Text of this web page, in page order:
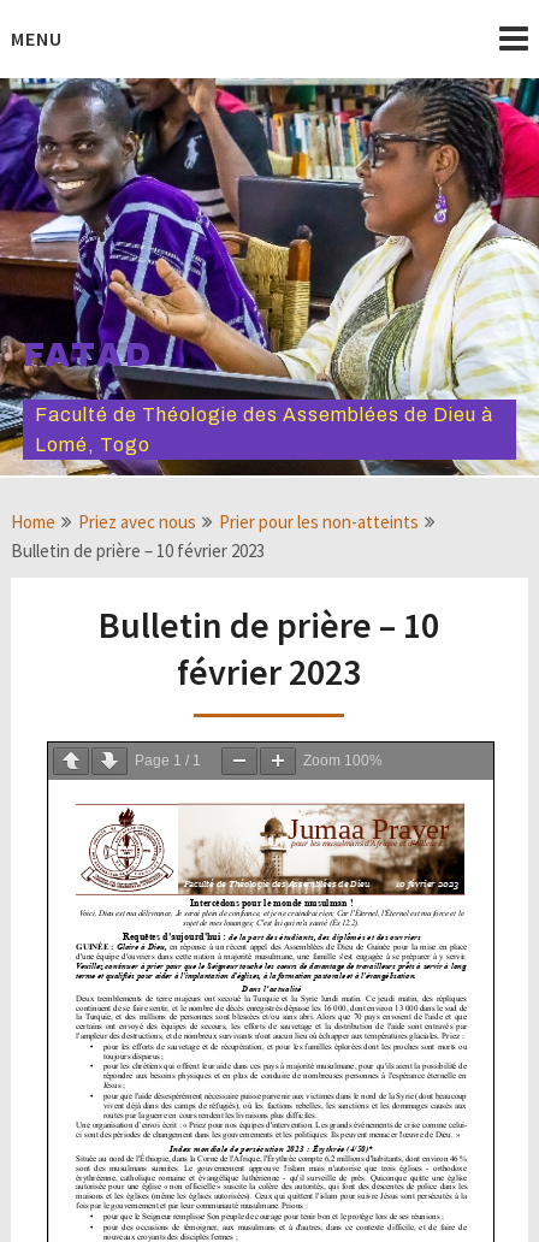
toMENU
FATAD
Faculté de Théologie des Assemblées de Dieu à
Lomé, Togo
Home Priez avec nous
Prier pour les non-atteints
Bulletin de prière – 10 février 2023
Bulletin de prière – 10
février 2023
Page 1 / 1 Zoom 100%